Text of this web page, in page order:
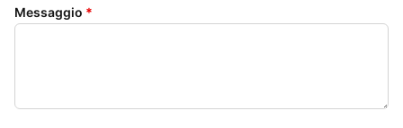
Messaggio *